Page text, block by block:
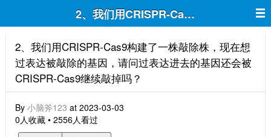
2、我们用CRISPR-Cas9构建了一株敲
2、我们用CRISPR-Cas9构建了一株敲除株，现在想
过表达被敲除的基因，请问过表达进去的基因还会被
CRISPR-Cas9继续敲掉吗？
By 小脑斧123 at 2023-03-03
0人收藏 • 2556人看过